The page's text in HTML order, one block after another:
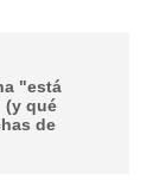
"está
(y qué
de